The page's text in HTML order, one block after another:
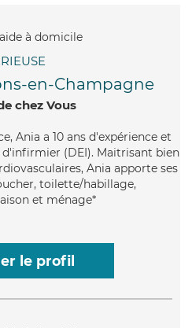
en-Champagne
chez Vous
Ania a 10 ans d'expérience et
(DEI). Maitrisant bien
Ania apporte ses
toilette/habillage,
et ménage*
le profil